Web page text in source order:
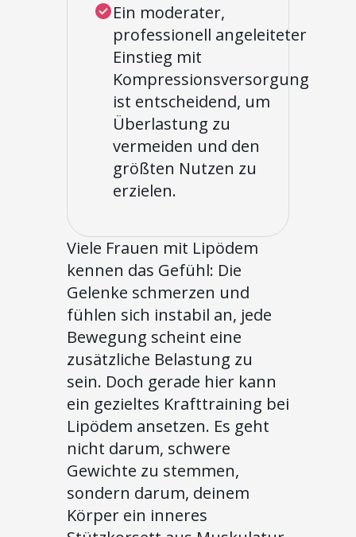
Ein moderater,
professionell angeleiteter
Einstieg mit
Kompressionsversorgung
ist entscheidend, um
Überlastung zu
vermeiden und den
größten Nutzen zu
erzielen.
Viele Frauen mit Lipödem
kennen das Gefühl: Die
Gelenke schmerzen und
fühlen sich instabil an, jede
Bewegung scheint eine
zusätzliche Belastung zu
sein. Doch gerade hier kann
ein gezieltes Krafttraining bei
Lipödem ansetzen. Es geht
nicht darum, schwere
Gewichte zu stemmen,
sondern darum, deinem
Körper ein inneres